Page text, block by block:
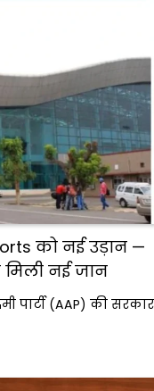
को नई उड़ान —
मिली नई जान
(AAP) की सरकार